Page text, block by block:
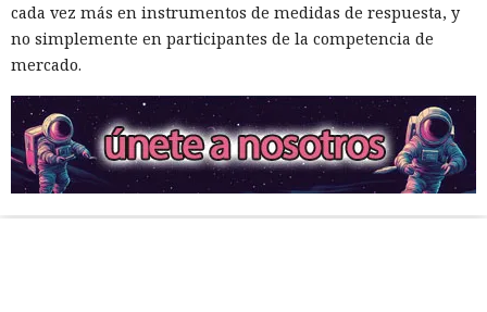
cada vez más en instrumentos de medidas de respuesta, y
no simplemente en participantes de la competencia de
mercado.